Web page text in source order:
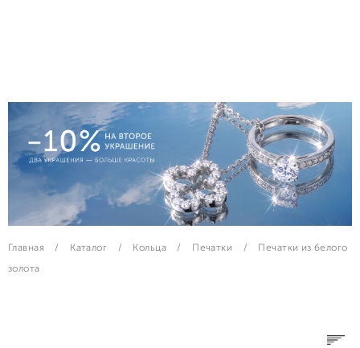
Главная Каталог Кольца Печатки Печатки из белого
золота